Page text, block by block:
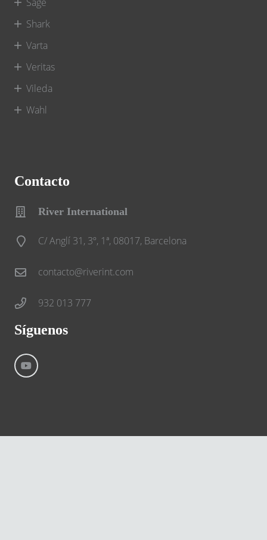
Shark
Varta
Veritas
Vileda
Wahl
Contacto
River International
C/ Anglí 31, 3º, 1ª, 08017, Barcelona
contacto@riverint.com
932 013 777
Síguenos